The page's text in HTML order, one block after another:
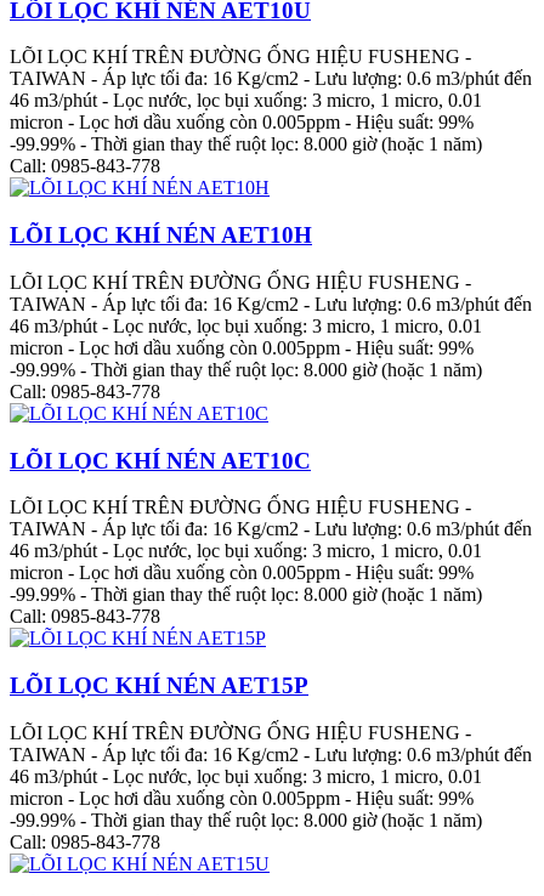
LÕI LỌC KHÍ NÉN AET10U
LÕI LỌC KHÍ TRÊN ĐƯỜNG ỐNG HIỆU FUSHENG -
TAIWAN - Áp lực tối đa: 16 Kg/cm2 - Lưu lượng: 0.6 m3/phút đến
46 m3/phút - Lọc nước, lọc bụi xuống: 3 micro, 1 micro, 0.01
micron - Lọc hơi dầu xuống còn 0.005ppm - Hiệu suất: 99%
-99.99% - Thời gian thay thế ruột lọc: 8.000 giờ (hoặc 1 năm)
Call: 0985-843-778
LÕI LỌC KHÍ NÉN AET10H
LÕI LỌC KHÍ TRÊN ĐƯỜNG ỐNG HIỆU FUSHENG -
TAIWAN - Áp lực tối đa: 16 Kg/cm2 - Lưu lượng: 0.6 m3/phút đến
46 m3/phút - Lọc nước, lọc bụi xuống: 3 micro, 1 micro, 0.01
micron - Lọc hơi dầu xuống còn 0.005ppm - Hiệu suất: 99%
-99.99% - Thời gian thay thế ruột lọc: 8.000 giờ (hoặc 1 năm)
Call: 0985-843-778
LÕI LỌC KHÍ NÉN AET10C
LÕI LỌC KHÍ TRÊN ĐƯỜNG ỐNG HIỆU FUSHENG -
TAIWAN - Áp lực tối đa: 16 Kg/cm2 - Lưu lượng: 0.6 m3/phút đến
46 m3/phút - Lọc nước, lọc bụi xuống: 3 micro, 1 micro, 0.01
micron - Lọc hơi dầu xuống còn 0.005ppm - Hiệu suất: 99%
-99.99% - Thời gian thay thế ruột lọc: 8.000 giờ (hoặc 1 năm)
Call: 0985-843-778
LÕI LỌC KHÍ NÉN AET15P
LÕI LỌC KHÍ TRÊN ĐƯỜNG ỐNG HIỆU FUSHENG -
TAIWAN - Áp lực tối đa: 16 Kg/cm2 - Lưu lượng: 0.6 m3/phút đến
46 m3/phút - Lọc nước, lọc bụi xuống: 3 micro, 1 micro, 0.01
micron - Lọc hơi dầu xuống còn 0.005ppm - Hiệu suất: 99%
-99.99% - Thời gian thay thế ruột lọc: 8.000 giờ (hoặc 1 năm)
Call: 0985-843-778